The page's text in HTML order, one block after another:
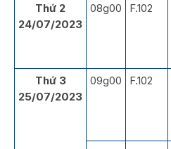
Thứ 2
24/07/2023
08g00 F.102
Thứ 3
25/07/2023
09g00 F.102